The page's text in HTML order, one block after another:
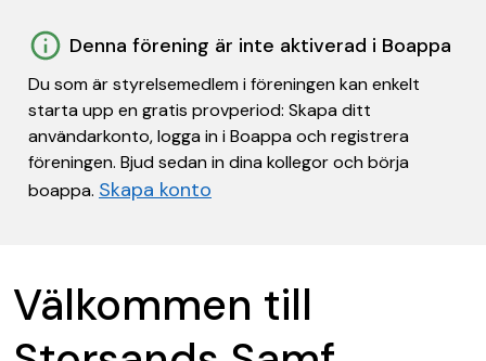
Denna förening är inte aktiverad i Boappa
Du som är styrelsemedlem i föreningen kan enkelt
starta upp en gratis provperiod: Skapa ditt
användarkonto, logga in i Boappa och registrera
föreningen. Bjud sedan in dina kollegor och börja
boappa. Skapa konto
Välkommen till